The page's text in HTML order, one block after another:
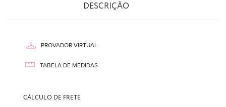
DESCRIÇÃO
PROVADOR VIRTUAL
TABELA DE MEDIDAS
CÁLCULO DE FRETE